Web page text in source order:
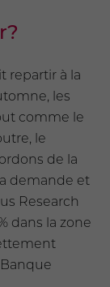
repartir à la
les
comme le
le
de la
demande et
Research
dans la zone